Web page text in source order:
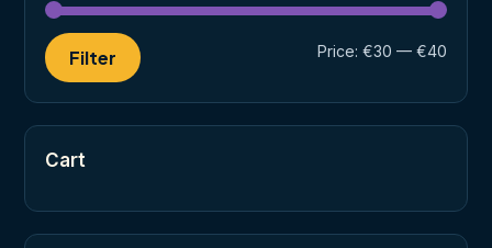
Filter Price: €30 — €40
Cart